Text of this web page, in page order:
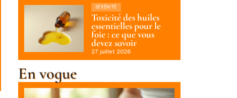
SÉRÉNITÉ
Toxicité des huiles
essentielles pour le
foie : ce que vous
devez savoir
27 juillet 2026
En vogue